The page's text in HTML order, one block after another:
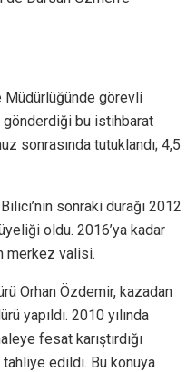
Müdürlüğünde görevli
gönderdiği bu istihbarat
sonrasında tutuklandı; 4,5
sonraki durağı 2012
üyeliği oldu. 2016’ya kadar
merkez valisi.
Orhan Özdemir, kazadan
yapıldı. 2010 yılında
fesat karıştırdığı
tahliye edildi. Bu konuya